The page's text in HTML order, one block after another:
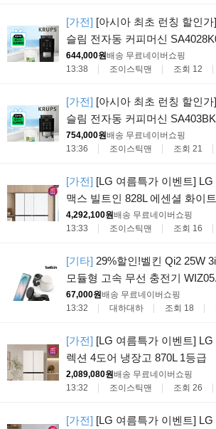
[가전] [아시아 최초 런칭 할인
슬림 전자동 커피머신
644,000원배송 무료네이버쇼핑
13:38
조이스틱맨 조회 12
[가전] [아시아 최초 런칭 할인
슬림 전자동 커피머신
754,000원배송 무료네이버쇼핑
13:36
조이스틱맨 조회 21
[가전] [LG 여름특가 이벤트]
맥스 빌트인 828L 에센셜 화이트
4,292,100원배송 무료네이버쇼핑
13:33
조이스틱맨 조회 16
[기타] 29%할인!벨킨 Qi2 25W
모듈형 고속 무선 충전기
67,000원배송 무료네이버쇼핑
13:32
대하대하 조회 18
[가전] [LG 여름특가 이벤트]
렉션 4도어 냉장고 870L 1등급
2,089,080원배송 무료네이버쇼핑
13:32
조이스틱맨 조회 26
[가전] [LG 여름특가 이벤트]